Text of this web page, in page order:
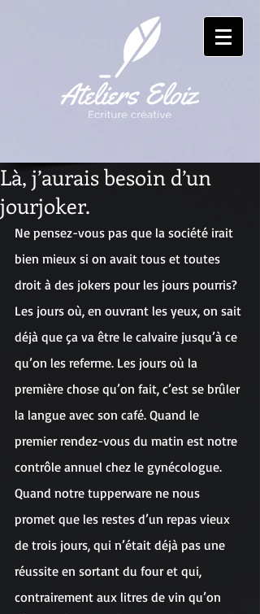
Là, j’aurais besoin d’un
jourjoker.
Ne pensez-vous pas que la société irait
bien mieux si on avait tous et toutes
droit à des jokers pour les jours pourris?
Les jours où, en ouvrant les yeux, on sait
déjà que ça va être le calvaire jusqu’à ce
qu’on les referme. Les jours où la
première chose qu’on fait, c’est se brûler
la langue avec son café. Quand le
premier rendez-vous du matin est notre
contrôle annuel chez le gynécologue.
Quand notre tupperware ne nous
promet que les restes d’un repas vieux
de trois jours, qui n’était déjà pas une
réussite en sortant du four et qui,
contrairement aux litres de vin qu’on